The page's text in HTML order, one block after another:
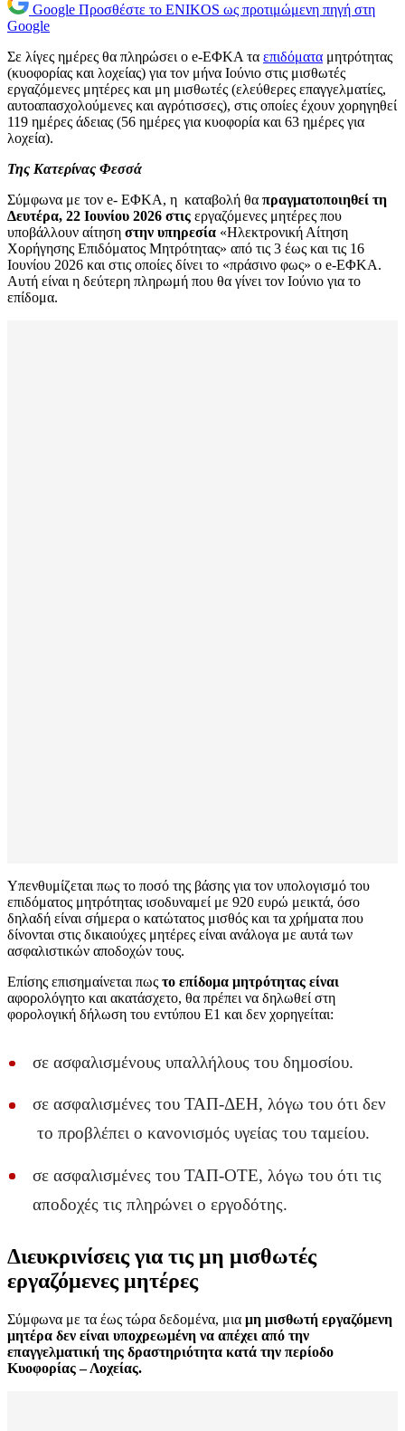
Google Προσθέστε το ENIKOS ως προτιμώμενη πηγή στη
Google
Σε λίγες ημέρες θα πληρώσει ο e-ΕΦΚΑ τα επιδόματα μητρότητας
(κυοφορίας και λοχείας) για τον μήνα Ιούνιο στις μισθωτές
εργαζόμενες μητέρες και μη μισθωτές (ελεύθερες επαγγελματίες,
αυτοαπασχολούμενες και αγρότισσες), στις οποίες έχουν χορηγηθεί
119 ημέρες άδειας (56 ημέρες για κυοφορία και 63 ημέρες για
λοχεία).
Της Κατερίνας Φεσσά
Σύμφωνα με τον e- ΕΦΚΑ, η καταβολή θα πραγματοποιηθεί τη
Δευτέρα, 22 Ιουνίου 2026 στις εργαζόμενες μητέρες που
υποβάλλουν αίτηση στην υπηρεσία «Ηλεκτρονική Αίτηση
Χορήγησης Επιδόματος Μητρότητας» από τις 3 έως και τις 16
Ιουνίου 2026 και στις οποίες δίνει το «πράσινο φως» ο e-ΕΦΚΑ.
Αυτή είναι η δεύτερη πληρωμή που θα γίνει τον Ιούνιο για το
επίδομα.
Υπενθυμίζεται πως το ποσό της βάσης για τον υπολογισμό του
επιδόματος μητρότητας ισοδυναμεί με 920 ευρώ μεικτά, όσο
δηλαδή είναι σήμερα ο κατώτατος μισθός και τα χρήματα που
δίνονται στις δικαιούχες μητέρες είναι ανάλογα με αυτά των
ασφαλιστικών αποδοχών τους.
Επίσης επισημαίνεται πως το επίδομα μητρότητας είναι
αφορολόγητο και ακατάσχετο, θα πρέπει να δηλωθεί στη
φορολογική δήλωση του εντύπου Ε1 και δεν χορηγείται:
σε ασφαλισμένους υπαλλήλους του δημοσίου.
σε ασφαλισμένες του ΤΑΠ-ΔΕΗ, λόγω του ότι δεν
το προβλέπει ο κανονισμός υγείας του ταμείου.
σε ασφαλισμένες του ΤΑΠ-ΟΤΕ, λόγω του ότι τις
αποδοχές τις πληρώνει ο εργοδότης.
Διευκρινίσεις για τις μη μισθωτές
εργαζόμενες μητέρες
Σύμφωνα με τα έως τώρα δεδομένα, μια μη μισθωτή εργαζόμενη
μητέρα δεν είναι υποχρεωμένη να απέχει από την
επαγγελματική της δραστηριότητα κατά την περίοδο
Κυοφορίας – Λοχείας.